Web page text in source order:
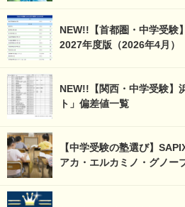
NEW!!【首都圏・中学受験
2027年度版（2026年4月）
NEW!!【関西・中学受験】
ト」偏差値一覧
【中学受験の塾選び】
アカ・エルカミノ・グノー